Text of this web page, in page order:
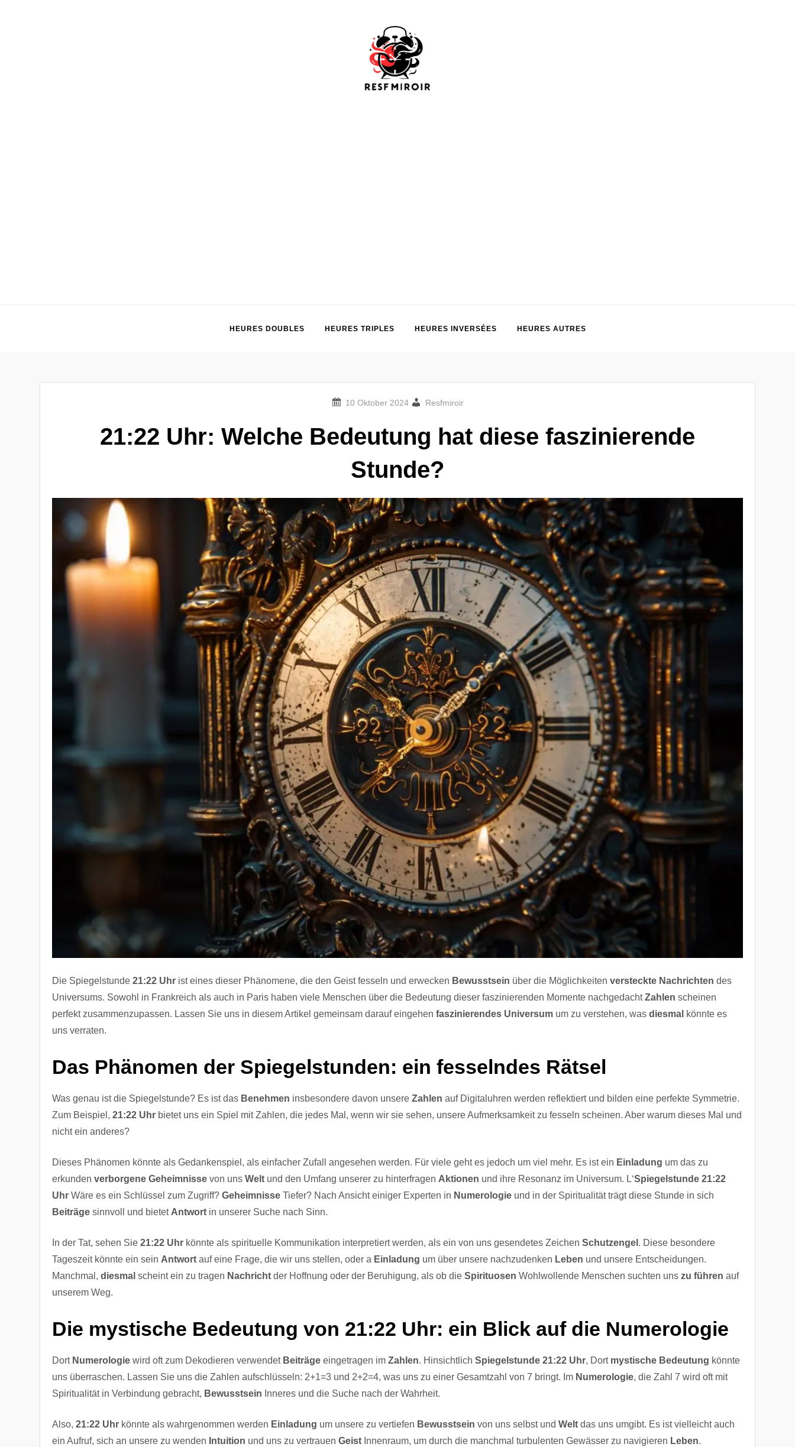
HEURES DOUBLES HEURES TRIPLES HEURES INVERSÉES HEURES AUTRES
Resfmiroir
21:22 Uhr: Welche Bedeutung hat diese faszinierende
Stunde?
Die Spiegelstunde21:22 Uhr ist eines dieser Phänomene, die den Geist fesseln und erwecken Bewusstsein über die Möglichkeitenversteckte Nachrichten des
Universums. Sowohl in Frankreich als auch in Paris haben viele Menschen über die Bedeutung dieser faszinierenden Momente nachgedachtZahlen scheinen
perfekt zusammenzupassen. Lassen Sie uns in diesem Artikel gemeinsam darauf eingehenfaszinierendes Universum um zu verstehen, wasdiesmal könnte es
uns verraten.
Das Phänomen der Spiegelstunden: ein fesselndes Rätsel
Was genau ist die Spiegelstunde? Es ist das Benehmen insbesondere davon unsereZahlen auf Digitaluhren werden reflektiert und bilden eine perfekte Symmetrie.
Zum Beispiel,21:22 Uhr bietet uns ein Spiel mit Zahlen, die jedes Mal, wenn wir sie sehen, unsere Aufmerksamkeit zu fesseln scheinen. Aber warum dieses Mal und
nicht ein anderes?
Dieses Phänomen könnte als Gedankenspiel, als einfacher Zufall angesehen werden. Für viele geht es jedoch um viel mehr. Es ist ein Einladung um das zu
erkundenverborgene Geheimnisse von unsWelt und den Umfang unserer zu hinterfragen Aktionen und ihre Resonanz im Universum. L‘Spiegelstunde 21:22
Uhr Wäre es ein Schlüssel zum Zugriff?Geheimnisse Tiefer? Nach Ansicht einiger Experten in Numerologie und in der Spiritualität trägt diese Stunde in sich
Beiträge sinnvoll und bietet Antwort in unserer Suche nach Sinn.
In der Tat, sehen Sie21:22 Uhr könnte als spirituelle Kommunikation interpretiert werden, als ein von uns gesendetes ZeichenSchutzengel . Diese besondere
Tageszeit könnte ein sein Antwort auf eine Frage, die wir uns stellen, oder a Einladung um über unsere nachzudenken Leben und unsere Entscheidungen.
Manchmal,diesmal scheint ein zu tragen Nachricht der Hoffnung oder der Beruhigung, als ob dieSpirituosen Wohlwollende Menschen suchten unszu führen auf
unserem Weg.
Die mystische Bedeutung von 21:22 Uhr: ein Blick auf die Numerologie
Dort Numerologie wird oft zum Dekodieren verwendet Beiträge eingetragen imZahlen. HinsichtlichSpiegelstunde 21:22 Uhr, Dort mystische Bedeutung könnte
uns überraschen. Lassen Sie uns die Zahlen aufschlüsseln: 2+1=3 und 2+2=4, was uns zu einer Gesamtzahl von 7 bringt. Im Numerologie, die Zahl 7 wird oft mit
Spiritualität in Verbindung gebracht, Bewusstsein Inneres und die Suche nach der Wahrheit.
Also,21:22 Uhr könnte als wahrgenommen werden Einladung um unsere zu vertiefen Bewusstsein von uns selbst undWelt das uns umgibt. Es ist vielleicht auch
ein Aufruf, sich an unsere zu wenden Intuition und uns zu vertrauenGeist Innenraum, um durch die manchmal turbulenten Gewässer zu navigieren Leben.